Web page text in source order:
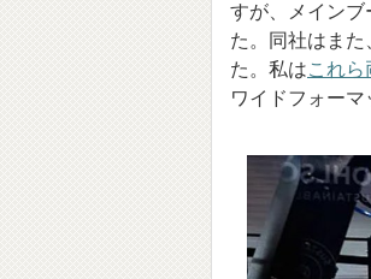
すが、メインブ
た。同社はま
た。私はこれ
ワイドフォー